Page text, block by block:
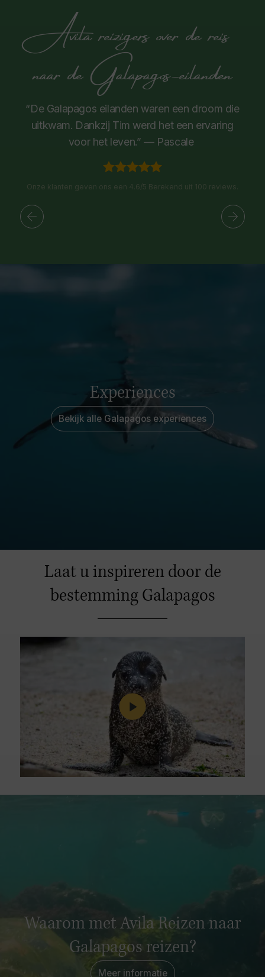
Avila reizigers over de reis
naar de Galapagos-eilanden
“De Galapagos eilanden waren een droom die
uitkwam. Dankzij Tim werd het een ervaring
voor het leven.” — Pascale
Onze klanten geven ons een 4.6/5 Berekend uit 100 reviews.
Experiences
Bekijk alle Galapagos experiences
Laat u inspireren door de
bestemming Galapagos
Waarom met Avila Reizen naar
Galapagos reizen?
Meer informatie